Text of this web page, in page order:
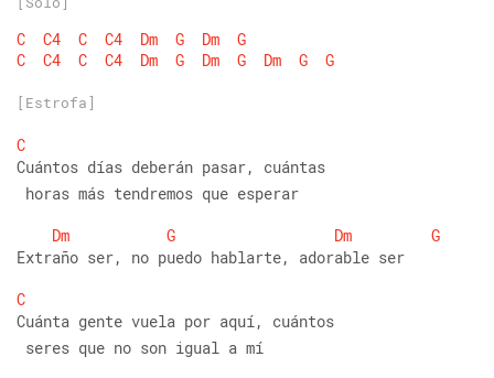
C C4 C C4 Dm G Dm
G
C
C4 C C4 Dm G Dm G Dm G G
[Estrofa]
C
Cuántos días deberán pasar, cuántas
horas más tendremos que esperar
Dm
G Dm
G
Extraño ser, no puedo hablarte, adorable ser
C
Cuánta gente vuela por aquí, cuántos
seres que no son igual a mí